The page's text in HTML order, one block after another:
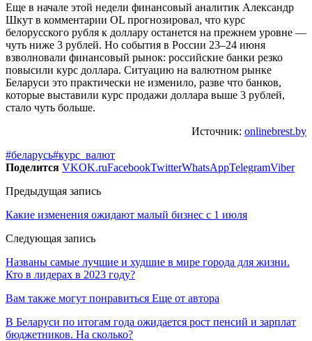
Еще в начале этой недели финансовый аналитик Александр
Шкут в комментарии OL прогнозировал, что курс
белорусского рубля к доллару останется на прежнем уровне —
чуть ниже 3 рублей. Но события в России 23–24 июня
взволновали финансовый рынок: российские банки резко
повысили курс доллара. Ситуацию на валютном рынке
Беларуси это практически не изменило, разве что банков,
которые выставили курс продажи доллара выше 3 рублей,
стало чуть больше.
Источник: onlinebrest.by
#беларусь#курс_валют
Поделится VKOK.ruFacebookTwitterWhatsAppTelegramViber
Предыдущая запись
Какие изменения ожидают малый бизнес с 1 июля
Следующая запись
Названы самые лучшие и худшие в мире города для жизни.
Кто в лидерах в 2023 году?
Вам также могут понравиться Еще от автора
В Беларуси по итогам года ожидается рост пенсий и зарплат
бюджетников. На сколько?